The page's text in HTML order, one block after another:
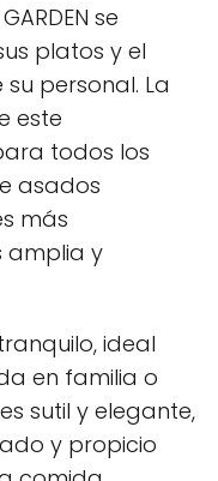
se
platos y el
personal. La
este
todos los
asados
más
amplia y
ideal
en familia o
sutil y elegante,
y propicio